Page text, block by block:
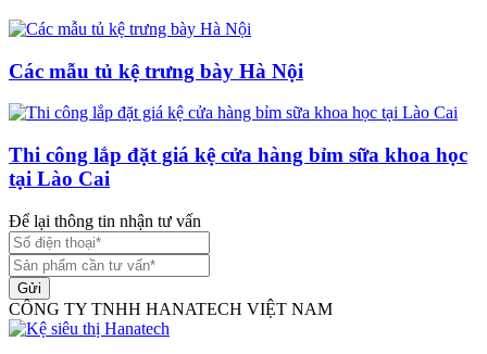
Các mẫu tủ kệ trưng bày Hà Nội
Thi công lắp đặt giá kệ cửa hàng bỉm sữa khoa học
tại Lào Cai
Để lại thông tin nhận tư vấn
Gửi
CÔNG TY TNHH HANATECH VIỆT NAM